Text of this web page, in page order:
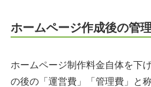
ホームページ作成後の管
ホームページ制作料金自体を下
の後の「運営費」「管理費」と